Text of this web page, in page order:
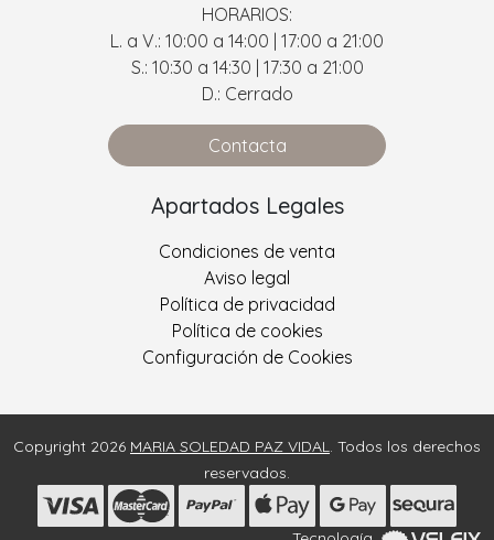
HORARIOS:
L. a V.: 10:00 a 14:00 | 17:00 a 21:00
S.: 10:30 a 14:30 | 17:30 a 21:00
D.: Cerrado
Contacta
Apartados Legales
Condiciones de venta
Aviso legal
Política de privacidad
Política de cookies
Configuración de Cookies
Copyright 2026 MARIA SOLEDAD PAZ VIDAL
. Todos los derechos
reservados.